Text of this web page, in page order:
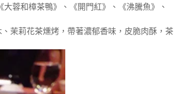
蓉和樟茶鴨》、《開門紅》、《沸騰魚》、
茉莉花茶燻烤，帶著濃郁香味，皮脆肉酥，茶